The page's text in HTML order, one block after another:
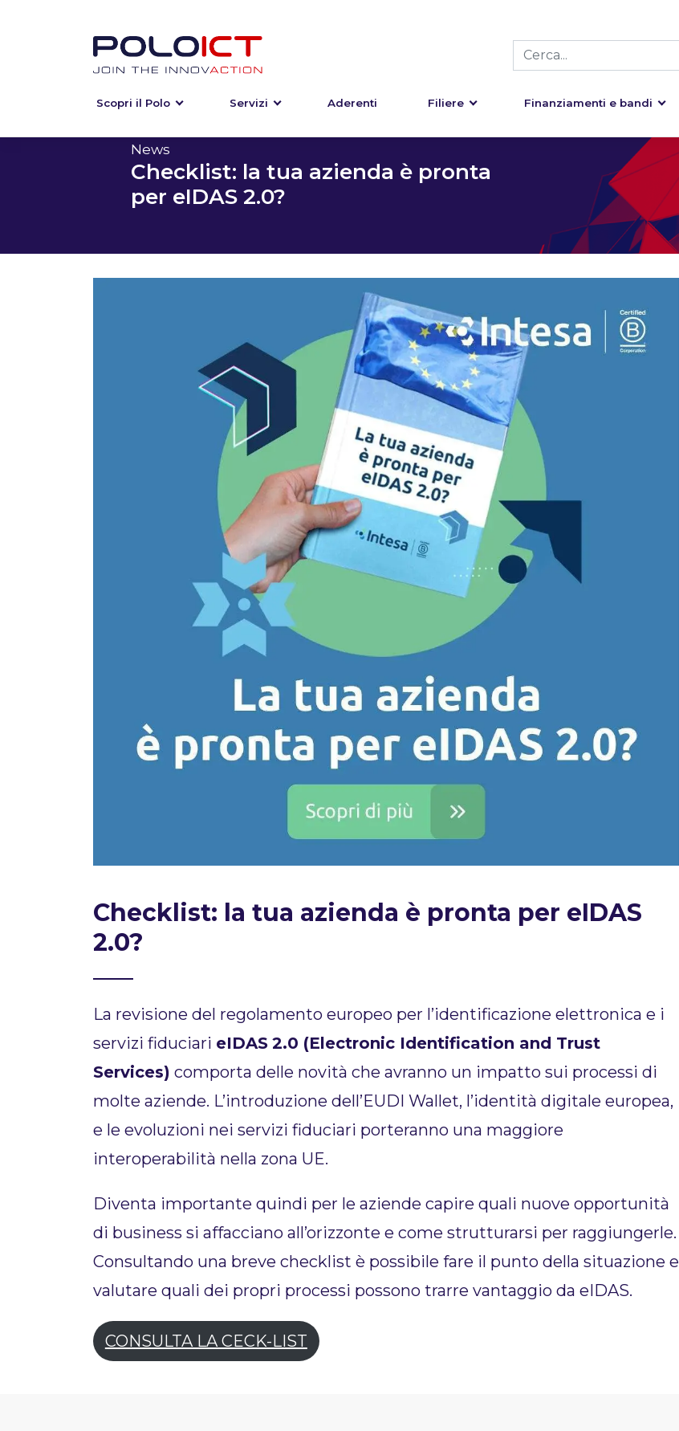
Scopri il Polo Servizi Aderenti Filiere Finanziamenti e bandi
News
Checklist: la tua azienda è pronta
per eIDAS 2.0?
Checklist: la tua azienda è pronta per eIDAS
2.0?
La revisione del regolamento europeo per l’identificazione elettronica e i
servizi fiduciari eIDAS 2.0 (Electronic Identification and Trust
Services) comporta delle novità che avranno un impatto sui processi di
molte aziende. L’introduzione dell’EUDI Wallet, l’identità digitale europea,
e le evoluzioni nei servizi fiduciari porteranno una maggiore
interoperabilità nella zona UE.
Diventa importante quindi per le aziende capire quali nuove opportunità
di business si affacciano all’orizzonte e come strutturarsi per raggiungerle.
Consultando una breve checklist è possibile fare il punto della situazione e
valutare quali dei propri processi possono trarre vantaggio da eIDAS.
CONSULTA LA CECK-LIST